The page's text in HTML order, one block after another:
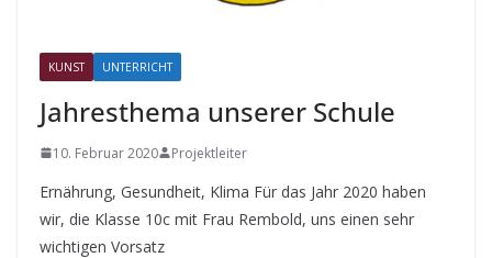
KUNST UNTERRICHT
Jahresthema unserer Schule
10. Februar 2020 Projektleiter
Ernährung, Gesundheit, Klima Für das Jahr 2020 haben
wir, die Klasse 10c mit Frau Rembold, uns einen sehr
wichtigen Vorsatz